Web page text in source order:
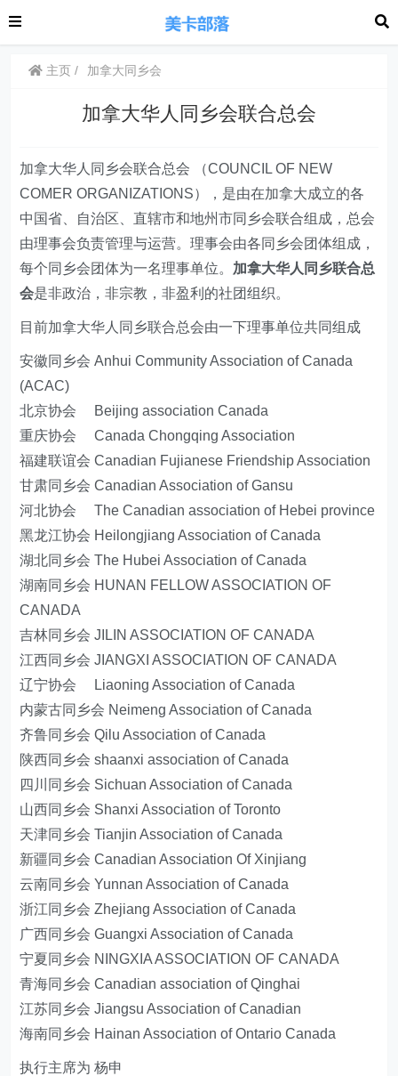
主页 加拿大同乡会
加拿大华人同乡会联合总会
加拿大华人同乡会联合总会 （COUNCIL OF NEW
COMER ORGANIZATIONS），是由在加拿大成立的各
中国省、自治区、直辖市和地州市同乡会联合组成，总会
由理事会负责管理与运营。理事会由各同乡会团体组成，
每个同乡会团体为一名理事单位。 加拿大华人同乡联合总
会是非政治，非宗教，非盈利的社团组织。
目前加拿大华人同乡联合总会由一下理事单位共同组成
安徽同乡会 Anhui Community Association of Canada
(ACAC)
北京协会 Beijing association Canada
重庆协会 Canada Chongqing Association
福建联谊会 Canadian Fujianese Friendship Association
甘肃同乡会 Canadian Association of Gansu
河北协会 The Canadian association of Hebei province
黑龙江协会 Heilongjiang Association of Canada
湖北同乡会 The Hubei Association of Canada
湖南同乡会 HUNAN FELLOW ASSOCIATION OF
CANADA
吉林同乡会 JILIN ASSOCIATION OF CANADA
江西同乡会 JIANGXI ASSOCIATION OF CANADA
辽宁协会 Liaoning Association of Canada
内蒙古同乡会 Neimeng Association of Canada
齐鲁同乡会 Qilu Association of Canada
陕西同乡会 shaanxi association of Canada
四川同乡会 Sichuan Association of Canada
山西同乡会 Shanxi Association of Toronto
天津同乡会 Tianjin Association of Canada
新疆同乡会 Canadian Association Of Xinjiang
云南同乡会 Yunnan Association of Canada
浙江同乡会 Zhejiang Association of Canada
广西同乡会 Guangxi Association of Canada
宁夏同乡会 NINGXIA ASSOCIATION OF CANADA
青海同乡会 Canadian association of Qinghai
江苏同乡会 Jiangsu Association of Canadian
海南同乡会 Hainan Association of Ontario Canada
执行主席为 杨申